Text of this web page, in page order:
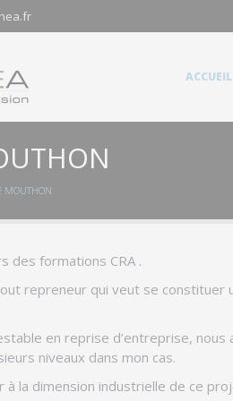
ACCUEIL
MOUTHON
des formations CRA .
repreneur qui veut se constituer
en reprise d’entreprise,
niveaux dans mon cas.
à la dimension industrielle de ce